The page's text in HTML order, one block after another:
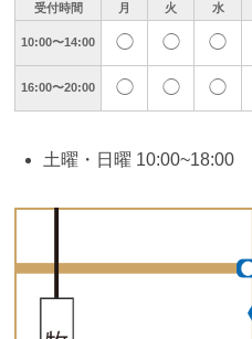
受付時間 月 火 水
10:00〜14:00 ◯ ◯ ◯
16:00〜20:00 ◯ ◯ ◯
土曜・日曜 10:00~18:00